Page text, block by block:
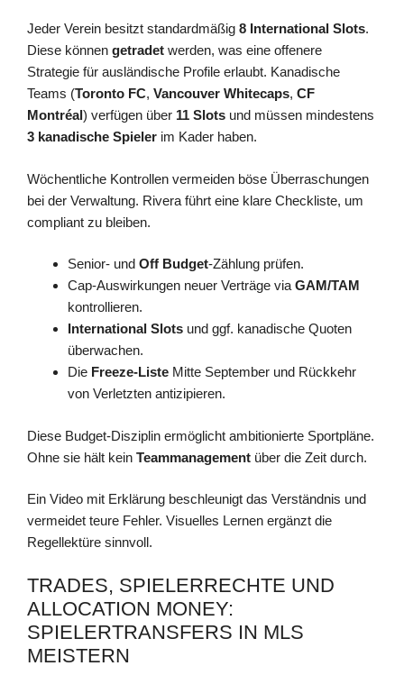
Jeder Verein besitzt standardmäßig 8 International Slots.
Diese können getradet werden, was eine offenere
Strategie für ausländische Profile erlaubt. Kanadische
Teams (Toronto FC, Vancouver Whitecaps, CF
Montréal) verfügen über 11 Slots und müssen mindestens
3 kanadische Spieler im Kader haben.
Wöchentliche Kontrollen vermeiden böse Überraschungen
bei der Verwaltung. Rivera führt eine klare Checkliste, um
compliant zu bleiben.
Senior- und Off Budget-Zählung prüfen.
Cap-Auswirkungen neuer Verträge via GAM/TAM
kontrollieren.
International Slots und ggf. kanadische Quoten
überwachen.
Die Freeze-Liste Mitte September und Rückkehr
von Verletzten antizipieren.
Diese Budget-Disziplin ermöglicht ambitionierte Sportpläne.
Ohne sie hält kein Teammanagement über die Zeit durch.
Ein Video mit Erklärung beschleunigt das Verständnis und
vermeidet teure Fehler. Visuelles Lernen ergänzt die
Regellektüre sinnvoll.
TRADES, SPIELERRECHTE UND
ALLOCATION MONEY:
SPIELERTRANSFERS IN MLS
MEISTERN